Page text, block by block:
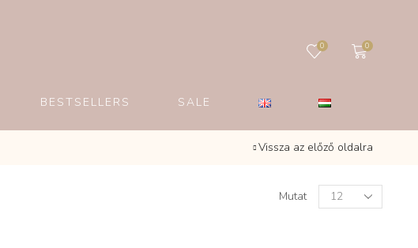
0 0
BESTSELLERS SALE
Vissza az előző oldalra
Mutat
Products
per